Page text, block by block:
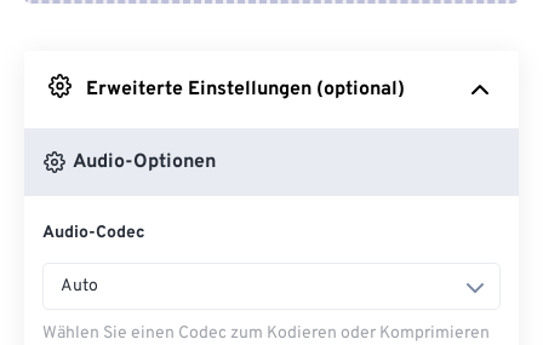
Erweiterte Einstellungen (optional)
Audio-Optionen
Audio-Codec
Auto
Wählen Sie einen Codec zum Kodieren oder Komprimieren